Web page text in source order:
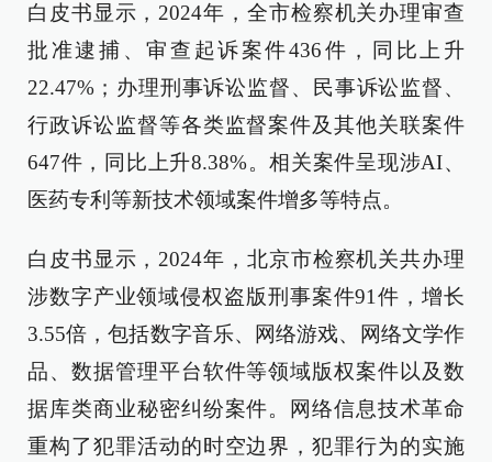
白皮书显示，2024年，全市检察机关办理审查
批准逮捕、审查起诉案件436件，同比上升
22.47%；办理刑事诉讼监督、民事诉讼监督、
行政诉讼监督等各类监督案件及其他关联案件
647件，同比上升8.38%。相关案件呈现涉AI、
医药专利等新技术领域案件增多等特点。
白皮书显示，2024年，北京市检察机关共办理
涉数字产业领域侵权盗版刑事案件91件，增长
3.55倍，包括数字音乐、网络游戏、网络文学作
品、数据管理平台软件等领域版权案件以及数
据库类商业秘密纠纷案件。网络信息技术革命
重构了犯罪活动的时空边界，犯罪行为的实施